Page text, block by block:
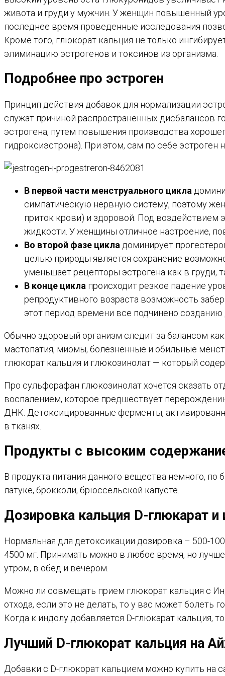
живота и груди у мужчин. У женщин повышенный
последнее время проведенные исследования
Кроме того, глюкорат кальция не только
элиминацию эстрогенов и токсинов из организма.
Подробнее про эстроген
Принцип действия добавок для нормализации
служат причиной распространенных дисбалансов
эстрогена, путем повышения производства
гидроксиэстрона). При этом, сам по себе эстроген
В первой части менструального цикла
симпатическую нервную систему, поэтому
приток крови) и здоровой. Под воздействием
жидкости. У женщины отличное настроение,
Во второй фазе цикла доминирует
целью природы является сохранение
уменьшает рецепторы эстрогена как в груди,
В конце цикла происходит резкое падение
репродуктивного возраста возможность
этот период времени все подчинено созданию
Обычно здоровый организм следит за балансом
мастопатия, миомы, болезненные и обильные
глюкорат кальция и глюкозинолат — который
Про сульфорафан глюкозинолат хочется сказать
воспалением, которое предшествует
ДНК. Детоксицированные ферменты,
в тканях.
Продукты с высоким
В продукта питания данного вещества немного, по
латуке, брокколи, брюссельской капусте.
Дозировка кальция D-глюкарат и
Нормальная для детоксикации дозировка – 500-
4500 мг. Принимать можно в любое время, но
утром, в обед и вечером.
Можно ли совмещать прием глюкорат кальция с
отхода, если это не делать, то у вас может болеть
Когда к индолу добавляется D-глюкарат кальция,
Лучший D-глюкорат кальция на
Добавки с D-глюкорат кальцием можно купить на